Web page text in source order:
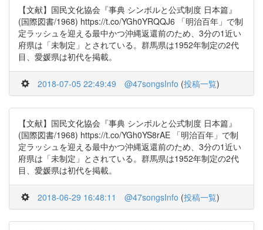
【文献】国民文化協会『事典 シンボルと公式制度 日本篇』
(国際図書/1968) https://t.co/YGh0YRQQJ6 「明治百年」で制
定ラッシュを迎える最中かつ沖縄返還前のため、3分の1近い
府県は「未制定」とされている。群馬県は1952年制定の2代
目、愛媛県は初代を掲載。
2018-07-05 22:49:49 @47songsInfo (投稿一覧)
【文献】国民文化協会『事典 シンボルと公式制度 日本篇』
(国際図書/1968) https://t.co/YGh0YS8rAE 「明治百年」で制
定ラッシュを迎える最中かつ沖縄返還前のため、3分の1近い
府県は「未制定」とされている。群馬県は1952年制定の2代
目、愛媛県は初代を掲載。
2018-06-29 16:48:11 @47songsInfo (投稿一覧)